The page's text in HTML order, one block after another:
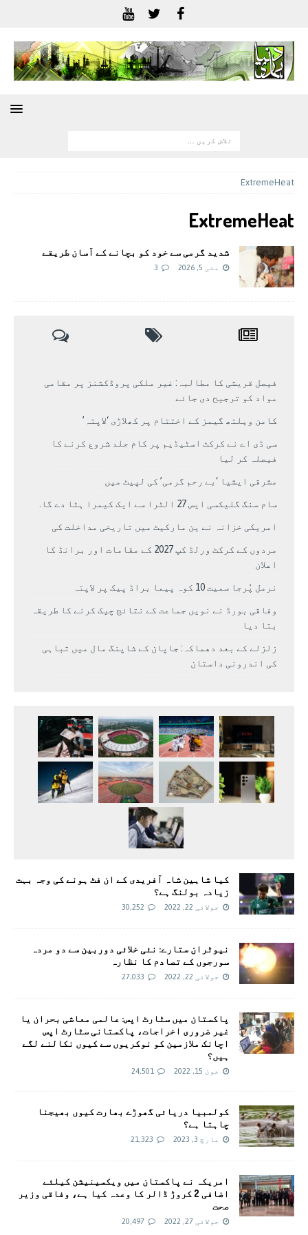
ExtremeHeat
ExtremeHeat
شدید گرمی سے خود کو بچانے کے آسان طریقے
مئی 5, 2026 3
فیصل قریشی کا مطالبہ: غیر ملکی پروڈکشنز پر مقامی
مواد کو ترجیح دی جائے
کامن ویلتھ گیمز کے اختتام پر کھلاڑی ‘لاپتہ’
سی ڈی اے نے کرکٹ اسٹیڈیم پر کام جلد شروع کرنے کا
فیصلہ کر لیا
مشرقی ایشیا ‘بے رحم گرمی’ کی لپیٹ میں
سام سنگ گلیکسی ایس 27 الٹرا سے ایک کیمرا ہٹا دے گا.
امریکی خزانہ نے ین مارکیٹ میں تاریخی مداخلت کی
مردوں کے کرکٹ ورلڈ کپ 2027 کے مقامات اور برانڈ کا
اعلان
نرمل پُرجا سمیت 10 کوہ پیما براڈ پیک پر لاپتہ
وفاقی بورڈ نے نویں جماعت کے نتائج چیک کرنے کا طریقہ
بتا دیا
زلزلے کے بعد دھماکہ: جاپان کے شاپنگ مال میں تباہی
کی اندرونی داستان
کیا شاہین شاہ آفریدی کے ان فٹ ہونے کی وجہ بہت
زیادہ بولنگ ہے؟
جولائی 22, 2022 30,252
نیوٹران ستارے: نئی خلائی دوربین سے دو مردہ
سورجوں کے تصادم کا نظارہ
جولائی 22, 2022 27,033
پاکستان میں سٹارٹ اپس: عالمی معاشی بحران یا
غیر ضروری اخراجات، پاکستانی سٹارٹ اپس
اچانک ملازمین کو نوکریوں سے کیوں نکالنے لگے
ہیں؟
جون 15, 2022 24,501
کولمبیا دریائی گھوڑے بھارت کیوں بھیجنا
چاہتا ہے؟
مارچ 3, 2023 21,323
امريکہ نے پاکستان میں ویکسینیشن کیلئے
اضافی 2 کروڑ ڈالر کا وعدہ کیا ہے، وفاقی وزیر
صحت
جولائی 27, 2022 20,497